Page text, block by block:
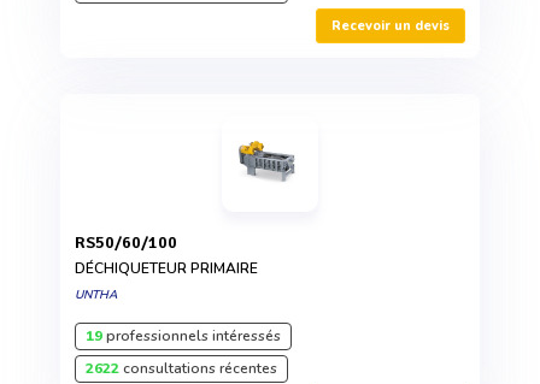
Recevoir un devis
RS50/60/100
DÉCHIQUETEUR PRIMAIRE
UNTHA
19professionnels intéressés
2622consultations récentes